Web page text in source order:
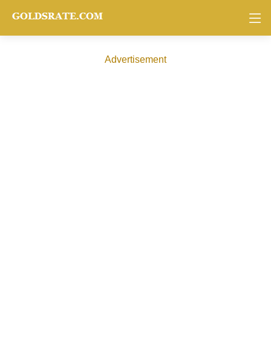
Advertisement